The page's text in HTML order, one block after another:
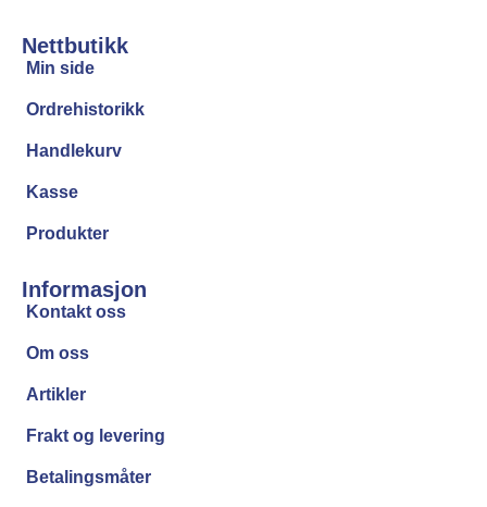
Nettbutikk
Min side
Ordrehistorikk
Handlekurv
Kasse
Produkter
Informasjon
Kontakt oss
Om oss
Artikler
Frakt og levering
Betalingsmåter